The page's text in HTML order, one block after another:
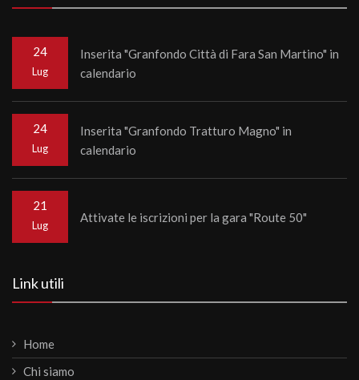
24
Lug
Inserita "Granfondo Città di Fara San Martino" in
calendario
24
Lug
Inserita "Granfondo Tratturo Magno" in
calendario
21
Lug
Attivate le iscrizioni per la gara "Route 50"
Link utili
Home
Chi siamo